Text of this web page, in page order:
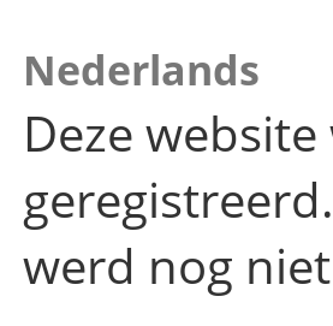
Nederlands
Deze
werd nog